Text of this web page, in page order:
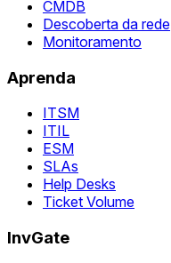
CMDB
Descoberta da rede
Monitoramento
Aprenda
ITSM
ITIL
ESM
SLAs
Help Desks
Ticket Volume
InvGate